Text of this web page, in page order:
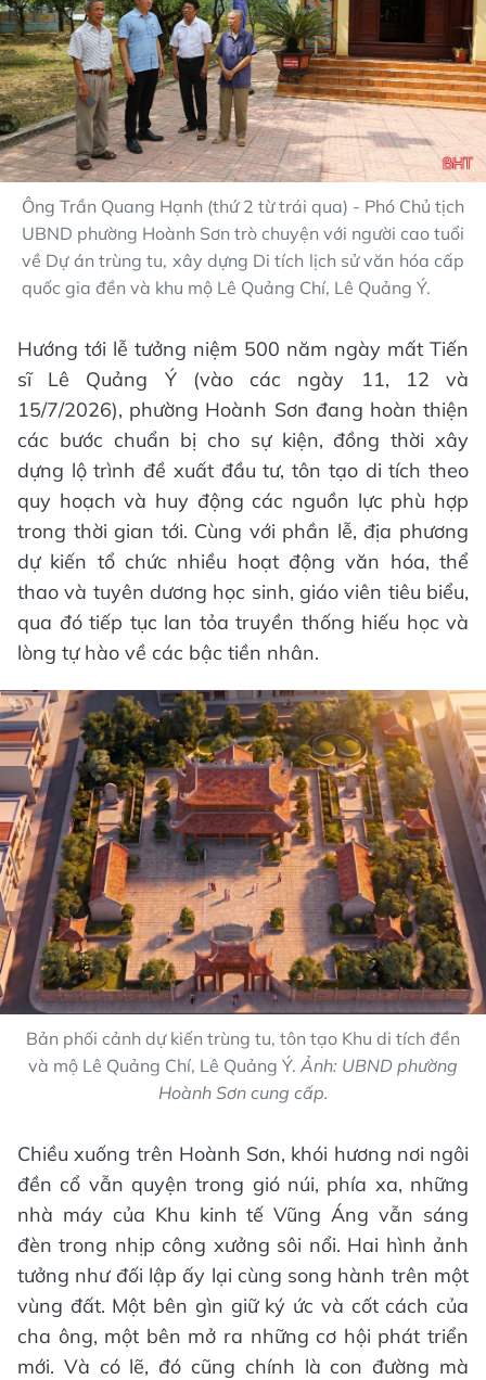
Ông Trần Quang Hạnh (thứ 2 từ trái qua) - Phó Chủ tịch
UBND phường Hoành Sơn trò chuyện với người cao tuổi
về Dự án trùng tu, xây dựng Di tích lịch sử văn hóa cấp
quốc gia đền và khu mộ Lê Quảng Chí, Lê Quảng Ý.
Hướng tới lễ tưởng niệm 500 năm ngày mất Tiến
sĩ Lê Quảng Ý (vào các ngày 11, 12 và
15/7/2026), phường Hoành Sơn đang hoàn thiện
các bước chuẩn bị cho sự kiện, đồng thời xây
dựng lộ trình đề xuất đầu tư, tôn tạo di tích theo
quy hoạch và huy động các nguồn lực phù hợp
trong thời gian tới. Cùng với phần lễ, địa phương
dự kiến tổ chức nhiều hoạt động văn hóa, thể
thao và tuyên dương học sinh, giáo viên tiêu biểu,
qua đó tiếp tục lan tỏa truyền thống hiếu học và
lòng tự hào về các bậc tiền nhân.
Bản phối cảnh dự kiến trùng tu, tôn tạo Khu di tích đền
và mộ Lê Quảng Chí, Lê Quảng Ý. Ảnh: UBND phường
Hoành Sơn cung cấp.
Chiều xuống trên Hoành Sơn, khói hương nơi ngôi
đền cổ vẫn quyện trong gió núi, phía xa, những
nhà máy của Khu kinh tế Vũng Áng vẫn sáng
đèn trong nhịp công xưởng sôi nổi. Hai hình ảnh
tưởng như đối lập ấy lại cùng song hành trên một
vùng đất. Một bên gìn giữ ký ức và cốt cách của
cha ông, một bên mở ra những cơ hội phát triển
mới. Và có lẽ, đó cũng chính là con đường mà